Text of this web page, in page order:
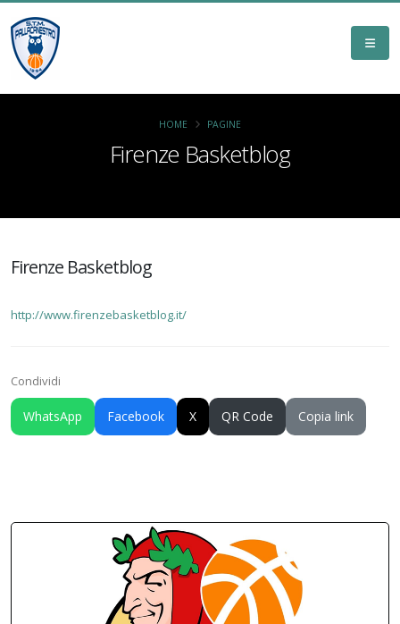
Firenze Basketblog
HOME PAGINE
Firenze Basketblog
http://www.firenzebasketblog.it/
Condividi
WhatsApp Facebook X QR Code Copia link